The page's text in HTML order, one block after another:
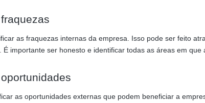
as fraquezas internas da empresa. Isso pode ser feito
É importante ser honesto e identificar todas as áreas em que
as oportunidades externas que podem beneficiar a